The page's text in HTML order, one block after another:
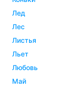
лед
лес
листья
льет
любовь
май